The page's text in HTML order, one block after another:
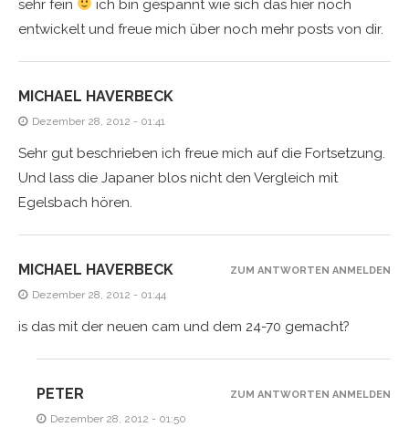
sehr fein
ich bin gespannt wie sich das hier noch
entwickelt und freue mich über noch mehr posts von dir.
MICHAEL HAVERBECK
Dezember 28, 2012 - 01:41
Sehr gut beschrieben ich freue mich auf die Fortsetzung.
Und lass die Japaner blos nicht den Vergleich mit
Egelsbach hören.
MICHAEL HAVERBECK
Dezember 28, 2012 - 01:44
is das mit der neuen cam und dem 24-70 gemacht?
ZUM ANTWORTEN ANMELDEN
PETER
Dezember 28, 2012 - 01:50
ZUM ANTWORTEN ANMELDEN